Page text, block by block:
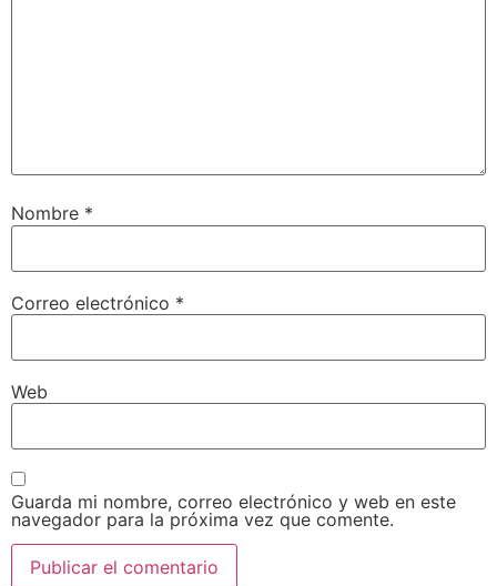
Nombre *
Correo electrónico *
Web
Guarda mi nombre, correo electrónico y web en este
navegador para la próxima vez que comente.